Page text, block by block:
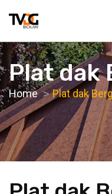
Plat dak
Home Plat dak